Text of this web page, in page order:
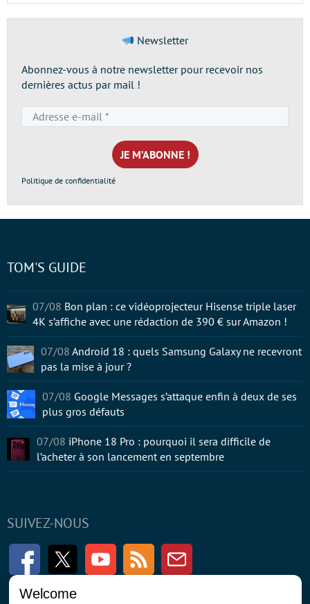
Newsletter
Abonnez-vous à notre newsletter pour recevoir nos
dernières actus par mail !
e-
mail
*
Politique de confidentialité
SUIVEZ-NOUS
FacebookTwitter Youtube RSS Newsletter
TOM'S GUIDE
07/08 Bon plan : ce vidéoprojecteur Hisense triple laser
4K s’affiche avec une rédaction de 390 € sur Amazon !
07/08 Android 18 : quels Samsung Galaxy ne recevront
pas la mise à jour ?
07/08 Google Messages s’attaque enfin à deux de ses
plus gros défauts
07/08 iPhone 18 Pro : pourquoi il sera difficile de
l’acheter à son lancement en septembre
Welcome